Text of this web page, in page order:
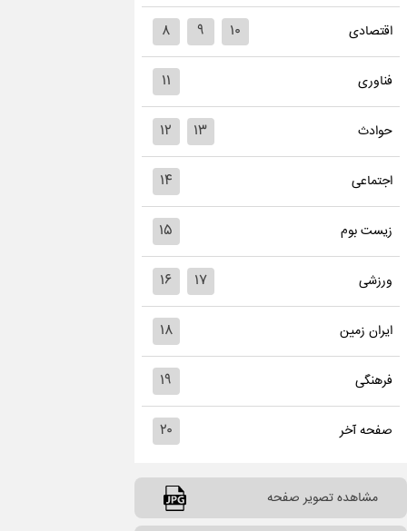
اقتصادی ۸ ۹ ۱۰
فناوری ۱۱
حوادث ۱۲ ۱۳
اجتماعی ۱۴
زیست بوم ۱۵
ورزشی ۱۶ ۱۷
ایران زمین ۱۸
فرهنگی ۱۹
صفحه آخر ۲۰
مشاهده تصویر صفحه